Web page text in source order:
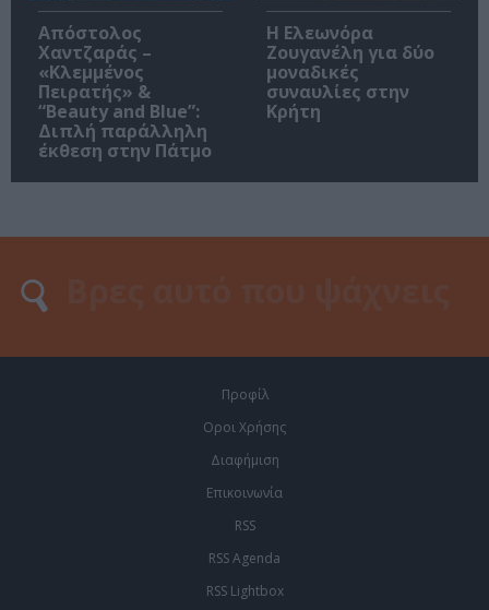
Απόστολος
Χαντζαράς –
«Κλεμμένος
Πειρατής» &
“Beauty and Blue”:
Διπλή παράλληλη
έκθεση στην Πάτμο
Η Ελεωνόρα
Ζουγανέλη για δύο
μοναδικές
συναυλίες στην
Κρήτη
Προφίλ
Οροι Χρήσης
Διαφήμιση
Επικοινωνία
RSS
RSS Agenda
RSS Lightbox